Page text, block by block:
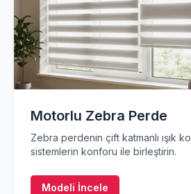
Motorlu Zebra Perde
Zebra perdenin çift katmanlı ışık
sistemlerin konforu ile birleştirin.
Modeli İncele